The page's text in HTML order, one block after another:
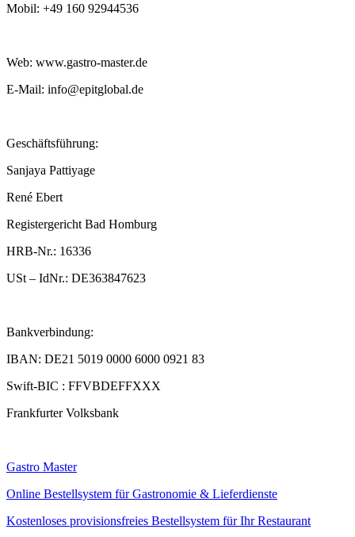
Mobil: +49 160 92944536
Web: www.gastro-master.de
E-Mail: info@epitglobal.de
Geschäftsführung:
Sanjaya Pattiyage
René Ebert
Registergericht Bad Homburg
HRB-Nr.: 16336
USt – IdNr.: DE363847623
Bankverbindung:
IBAN: DE21 5019 0000 6000 0921 83
Swift-BIC : FFVBDEFFXXX
Frankfurter Volksbank
Gastro Master
Online Bestellsystem für Gastronomie & Lieferdienste
Kostenloses provisionsfreies Bestellsystem für Ihr Restaurant